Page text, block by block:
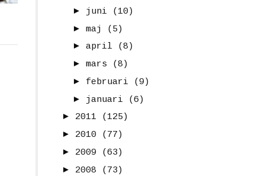
► juni
(10)
► maj
(5)
► april
(8)
► mars
(8)
► februari
(9)
► januari
(6)
► 2011
(125)
► 2010
(77)
► 2009
(63)
► 2008 (73)